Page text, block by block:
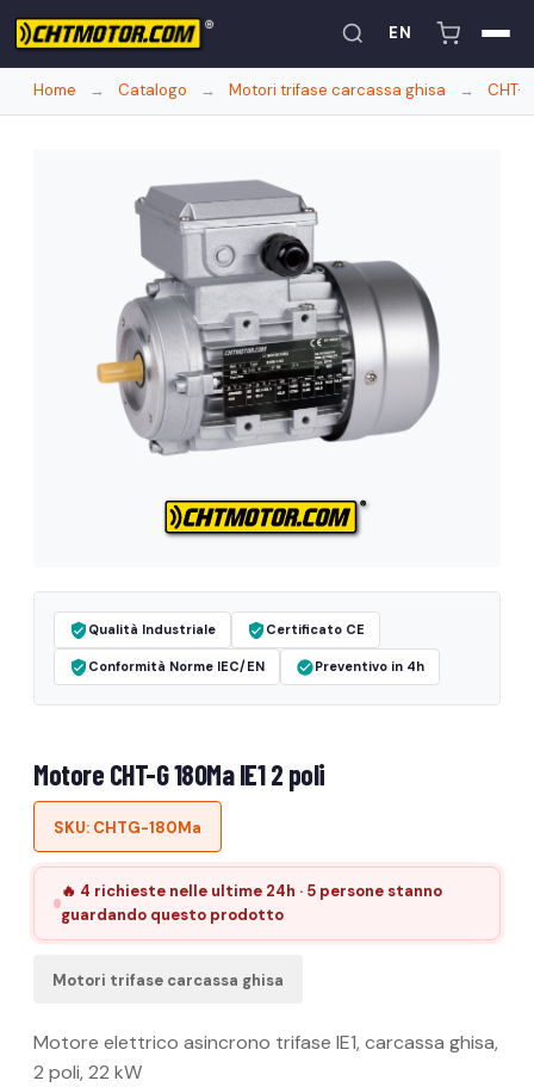
EN
Home → Catalogo → Motori trifase carcassa ghisa → CHT-
Qualità Industriale Certificato CE
Conformità Norme IEC/EN Preventivo in 4h
Motore CHT-G 180Ma IE1 2 poli
SKU: CHTG-180Ma
🔥 4 richieste nelle ultime 24h · 5 persone stanno
guardando questo prodotto
Motori trifase carcassa ghisa
Motore elettrico asincrono trifase IE1, carcassa ghisa,
2 poli, 22 kW